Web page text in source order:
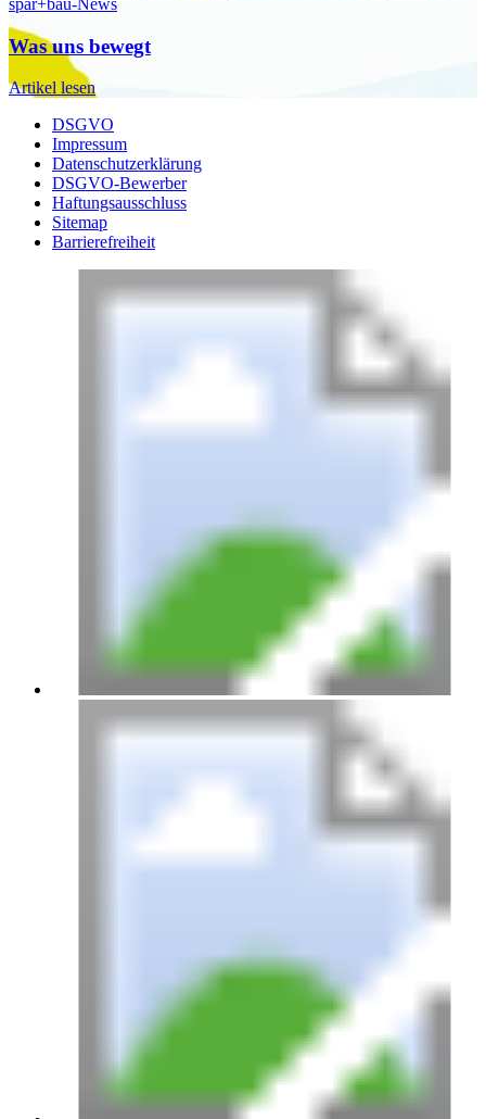
spar+bau-News
Was uns bewegt
Artikel lesen
DSGVO
Impressum
Datenschutzerklärung
DSGVO-Bewerber
Haftungsausschluss
Sitemap
Barrierefreiheit